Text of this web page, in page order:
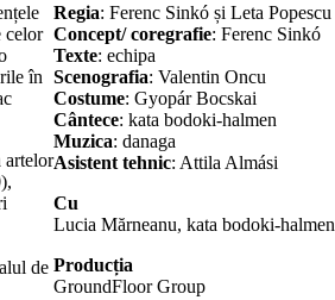
celor
în
artelor
de
Regia: Ferenc Sinkó și Leta Popescu
Concept/ coregrafie: Ferenc Sinkó
Texte: echipa
Scenografia: Valentin Oncu
Costume: Gyopár Bocskai
Cântece: kata bodoki-halmen
Muzica: danaga
Asistent tehnic: Attila Almási
Cu
Lucia Mărneanu, kata bodoki-halmen
Producția
GroundFloor Group